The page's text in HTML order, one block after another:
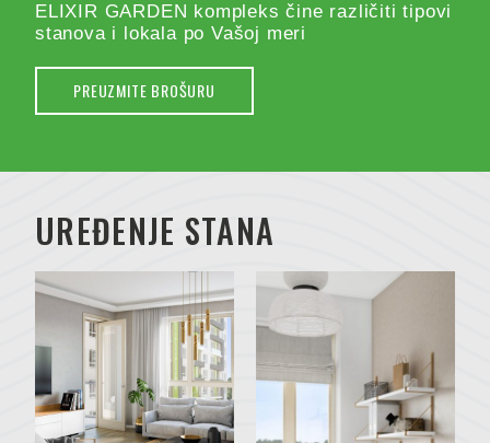
ELIXIR GARDEN kompleks čine različiti tipovi
stanova i lokala po Vašoj meri
PREUZMITE BROŠURU
UREĐENJE STANA